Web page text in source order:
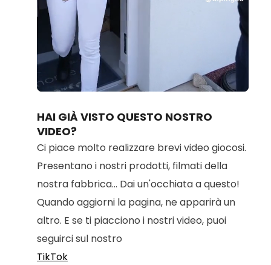
Unmute Loaded
100.00%
HAI GIÀ VISTO QUESTO NOSTRO
VIDEO?
Ci piace molto realizzare brevi video giocosi.
Presentano i nostri prodotti, filmati della
nostra fabbrica... Dai un'occhiata a questo!
Quando aggiorni la pagina, ne apparirà un
altro. E se ti piacciono i nostri video, puoi
seguirci sul nostro
TikTok